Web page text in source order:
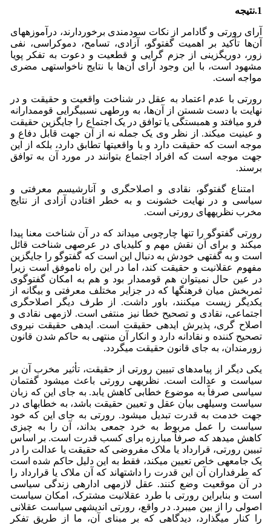
1.نتیجه
آرای رورتی و گادامر از نکات سودمندی برخوردارند، درآموزه­های
آن‌ها تأکید بر اهمیت گفت­وگو، آزادی، تسامح، دموکراسی، نفی
زور، دوری­گزینی از جزم گرایی و قطعیت و دعوت به تفکر پویا
مشهود است، با این وجود آرای آن‌ها با نتایج ناخواسته­ی مضری
مواجه است.
رورتی با عدم اعتماد به عقل در شناخت واقعیت و حقیقت و در
نهایت با دست شستن از آن‌ها، به ورطه­ی نسبی­گرایی قوم­مدارانه
فرو می­افتد و همبستگی یا توافق در یک اجتماع را جایگزین حقیقت
و عینیت می­کند. از نظر وی یک جمله نه از آن جهت قابل دفاع و
موجه است که حقیقت دارد و با واقعیت‏ها تطابق دارد، بلکه از این
جهت موجه است که افراد اجتماع بتوانند در مورد آن به توافق
برسند.
امتناع گفت­وگو، نقادی و اصلاح­گری و آنارشیسم معرفتی و
سیاسی و در نهایت خشونت و به خطر افتادن آزادی از نتایج
مخرب نظریه­های رورتی است.
رورتی گفت­وگو را تنها چارچوبی می­داند که در آن شناخت معنا پیدا
می­کند و برای آن نقش مهم و کلیدی­ای در عرصه­ی شناخت قائل
است و به گفته­ی خودش به دنبال این است که گفت­وگو را جایگزین
مفهوم عقلانیت و حقیقت کند، اما در این راه ناموفق است زیرا
در عین حال نمی­توان هم قوم­مدار بود و هم به امکان گفت­وگوی
ثمربخش میان فرهنگ­ها که در جزایر مختلف معرفتی و بیگانه از
یکدیگر زیست می­کنند، باور داشت. از طرف دیگر اصلاح­گری
اجتماعی، نقادی و تصحیح خطا نیز منتفی است. لازمه­ی نقادی و
اصلاح گری، پذیرش­ ایده­ی حقیقت است. ایده­ی حقیقت نیروی
تصحیح کننده و نقادانه دارد و انکار آن منتهی به حاکم شدن قانون
زورمندان، به جای قانون حقیقت می­گردد.
یکی دیگر از پیامدهای تبیین رورتی از حقیقت، تأثیر مخرب آن بر
سیاست و عدالت است. نظریه­ی رورتی باعث می­شود گفتمان
سیاسی صرفاً به موضوع خطابی کاهش یابد. به جای این که زبان
سیاست وسیله­ی بیان عقل و تعیین حقیقت باشد، به خطابه­ای در
جهت خدمت به قدرت تبدیل می­شود. رورتی به جای این که خود
سیاست را عمل مربوط به خرد جمعی بداند، آن را به چیزی
کاهش می­دهد که صرفاً مبارزه برای کسب قدرت است. بر اساس
تبیین رورتی، قرارداد یا ملاک مفروضی که حقیقت یا عدالت را در
یک جامعه­ی خاص تعیین می­کند، فقط به این دلیل حاکم شده است
که طرفداران آن این قدرت را داشته­اند که آن ملاک یا قرارداد را
در آن موقعیت وضع کنند. عقل لازمه­ی اداره­ی زندگی سیاسی
است و بنابراین رورتی با طرد عقلانیت مشترک، امکان سیاست
اصولی را از بین می­برد. در واقع، رورتی اندیشه­ی سیاست عقلانی
را کنار می­گذارد، دیدگاهی که بر مبنای آن، ما از طریق تفکر